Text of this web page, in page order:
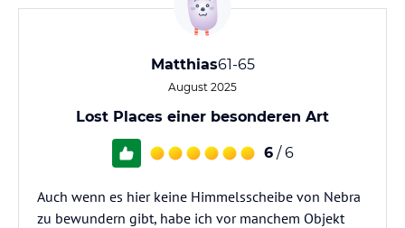
Matthias61-65
August 2025
Lost Places einer besonderen Art
6 / 6
Auch wenn es hier keine Himmelsscheibe von Nebra
zu bewundern gibt, habe ich vor manchem Objekt